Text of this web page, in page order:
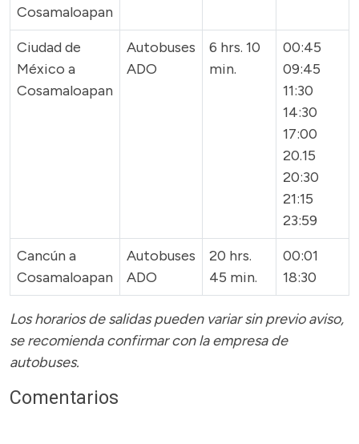
Cosamaloapan
Ciudad de
México a
Cosamaloapan
Autobuses
ADO
6 hrs. 10
min.
00:45
09:45
11:30
14:30
17:00
20.15
20:30
21:15
23:59
Cancún a
Cosamaloapan
Autobuses
ADO
20 hrs.
45 min.
00:01
18:30
Los horarios de salidas pueden variar sin previo aviso,
se recomienda confirmar con la empresa de
autobuses.
Comentarios